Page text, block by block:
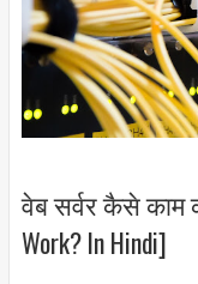
वेब सर्वर कैसे काम
Work? In Hindi]